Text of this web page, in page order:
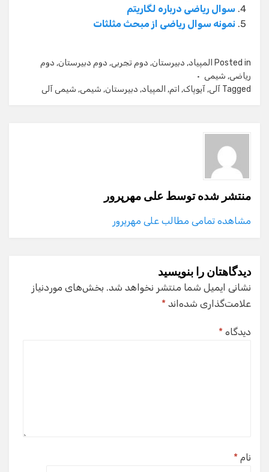
سوال ریاضی درباره لگاریتم
نمونه سوال ریاضی از مبحث مثلثات
Posted in المپیاد, دبیرستان, دوم تجربی, دوم دبیرستان, دوم
ریاضی, شیمی
Tagged آلی, آیوپاک, اتم, المپیاد, دبیرستان, شیمی, شیمی آلی
منتشر شده توسطعلی مهرپرور
مشاهده تمامی مطالب علی مهرپرور
دیدگاهتان را بنویسید
نشانی ایمیل شما منتشر نخواهد شد. بخش‌های موردنیاز
علامت‌گذاری شده‌اند *
دیدگاه *
نام *